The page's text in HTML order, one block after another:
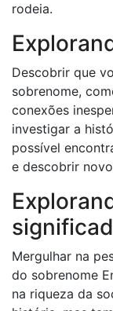
rodeia.
Descobrir que
sobrenome,
conexões
investigar a
possível
e descobrir
Mergulhar na
do sobrenome
na riqueza da